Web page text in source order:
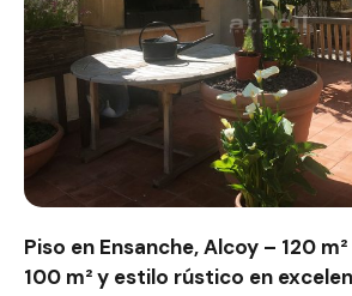
Piso en Ensanche, Alcoy – 120
100 m² y estilo rústico en